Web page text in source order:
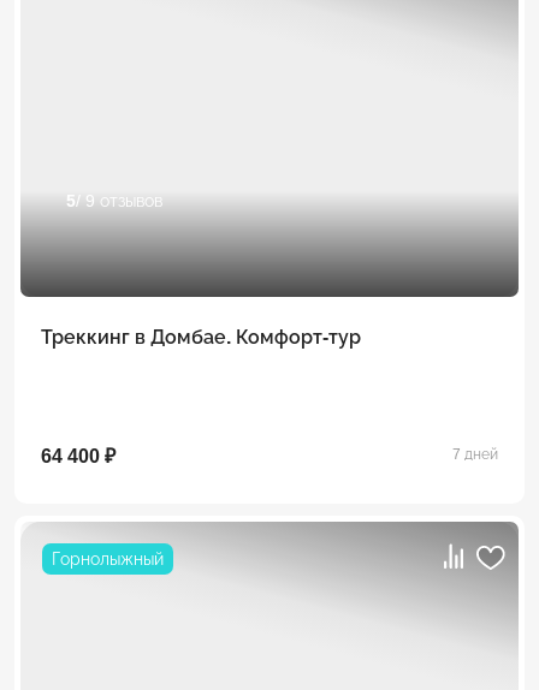
5/ 9 отзывов
Треккинг в Домбае. Комфорт-тур
64 400 ₽ 7 дней
Горнолыжный